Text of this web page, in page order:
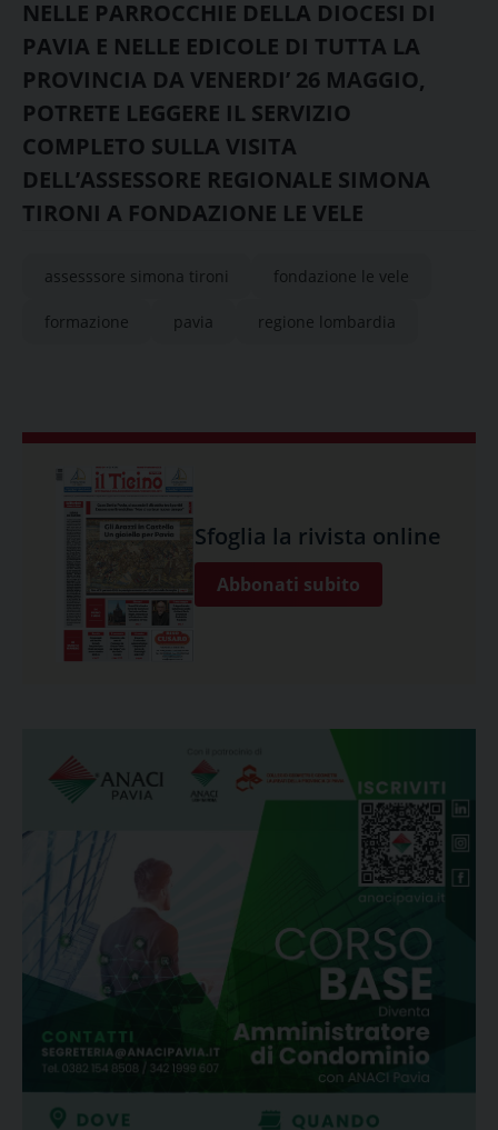
NELLE PARROCCHIE DELLA DIOCESI DI
PAVIA E NELLE EDICOLE DI TUTTA LA
PROVINCIA DA VENERDI’ 26 MAGGIO,
POTRETE LEGGERE IL SERVIZIO
COMPLETO SULLA VISITA
DELL’ASSESSORE REGIONALE SIMONA
TIRONI A FONDAZIONE LE VELE
assesssore simona tironi fondazione le vele
formazione pavia regione lombardia
Sfoglia la rivista online
Abbonati subito